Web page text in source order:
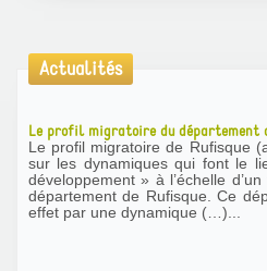
Actualités
Le profil migratoire du département
Le profil migratoire de Rufisque
sur les dynamiques qui font le
développement » à l’échelle
département de Rufisque. Ce département se caractérise en
effet par une dynamique (…)...